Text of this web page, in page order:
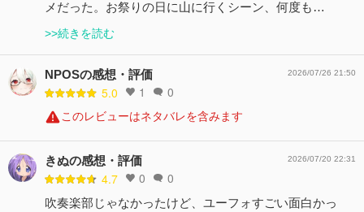
メだった。お祭りの日に山に行くシーン、何度も…
>>続きを読む
NPOSの感想・評価
5.0 1 0
2026/07/26 21:50
このレビューはネタバレを含みます
きぬの感想・評価
4.7 0 0
2026/07/20 22:31
吹奏楽部じゃなかったけど、ユーフォすごい面白かっ